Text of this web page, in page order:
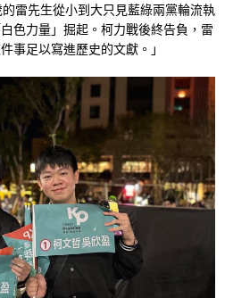
雷先生從小到大只見藍綠兩黨輪流執
色力量」掘起。柯力戰後終告負，雷
事足以寫進歷史的文獻。」